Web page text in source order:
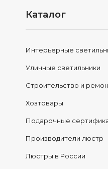
Каталог
Интерьерные
Уличные светильники
Строительство и
Хозтовары
Подарочные
Производители люстр
Люстры в России